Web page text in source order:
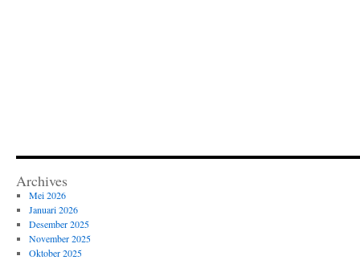
Archives
Mei 2026
Januari 2026
Desember 2025
November 2025
Oktober 2025